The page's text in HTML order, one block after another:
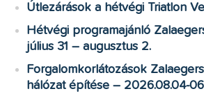
Útlezárások a hétvégi Triatlon
Hétvégi programajánló
július 31 – augusztus 2.
Forgalomkorlátozások
hálózat építése – 2026.08.04-